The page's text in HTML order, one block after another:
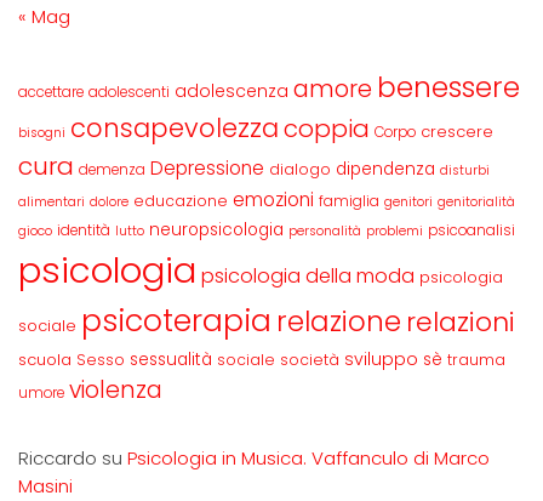
« Mag
accettare adolescenti adolescenza amore benessere
bisogni consapevolezzacoppia Corpo crescere
cura demenza Depressione dialogo dipendenza disturbi
alimentari dolore educazione emozioni famiglia genitori genitorialità
gioco identità lutto neuropsicologia personalità problemi psicoanalisi
psicologia psicologia della moda psicologia
sociale psicoterapia relazione relazioni
scuola Sesso sessualità sociale società sviluppo sè trauma
umore violenza
Riccardo su Psicologia in Musica. Vaffanculo di Marco
Masini